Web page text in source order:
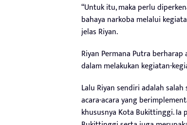
“Untuk itu, maka perlu
bahaya narkoba melalui
jelas Riyan.
Riyan Permana Putra
dalam melakukan kegiatan-
Lalu Riyan sendiri adalah
acara-acara yang
khususnya Kota Bukittinggi. Ia